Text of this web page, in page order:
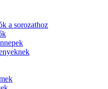
a sorozathoz